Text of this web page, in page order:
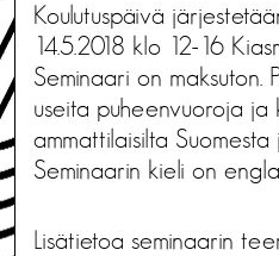
Koulutuspäivä
14.5.2018 klo 12-16
Seminaari on maksuton.
useita puheenvuoroja ja
ammattilaisilta Suomesta
Seminaarin kieli on
Lisätietoa seminaarin